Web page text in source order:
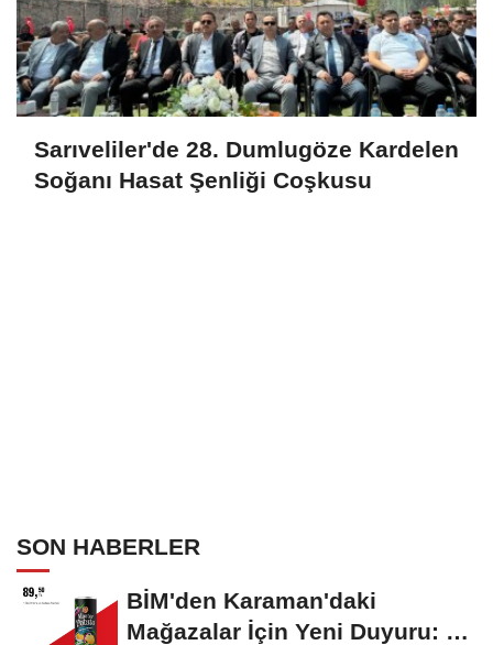
Sarıveliler'de 28. Dumlugöze Kardelen
Soğanı Hasat Şenliği Coşkusu
SON HABERLER
BİM'den Karaman'daki
Mağazalar İçin Yeni Duyuru: 11